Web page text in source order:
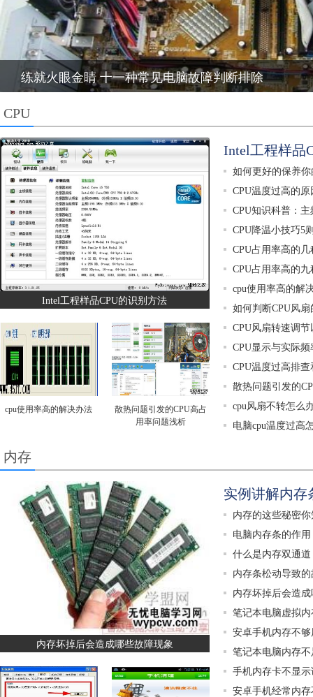
打印机共享提示“操作无法完成（错误 0X00000709）
CPU
Intel工程样品CPU的识别方法
cpu使用率高的解决办法
散热问题引发的CPU高占
用率问题浅析
Intel工程样品
如何更好的保养你
CPU温度过高的
CPU知识科普：
CPU降温小技巧5
CPU占用率高的几
CPU占用率高的九
cpu使用率高的解
如何判断CPU风
CPU风扇转速调
CPU显示与实际
CPU温度过高排
散热问题引发的
cpu风扇不转怎么
电脑cpu温度过高
内存
内存坏掉后会造成哪些故障现象
实例讲解内存
内存的这些秘密
电脑内存条的作用
什么是内存双通道
内存条松动导致
内存坏掉后会造
笔记本电脑虚拟
安卓手机内存不
笔记本电脑内存
手机内存卡不显
安卓手机经常内